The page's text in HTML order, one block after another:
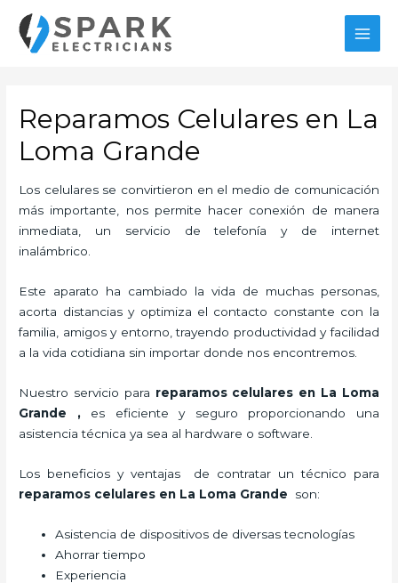
contenido
Reparamos Celulares en La
Loma Grande
Los celulares se convirtieron en el medio de comunicación
más importante, nos permite hacer conexión de manera
inmediata, un servicio de telefonía y de internet
inalámbrico.
Este aparato ha cambiado la vida de muchas personas,
acorta distancias y optimiza el contacto constante con la
familia, amigos y entorno, trayendo productividad y facilidad
a la vida cotidiana sin importar donde nos encontremos.
Nuestro servicio para reparamos celulares en La Loma
Grande
,es eficiente y seguro proporcionando una
asistencia técnica ya sea al hardware o software.
Los beneficios y ventajas de contratar un técnico para
reparamos celulares en La Loma Grande son:
Asistencia de dispositivos de diversas tecnologías
Ahorrar tiempo
Experiencia